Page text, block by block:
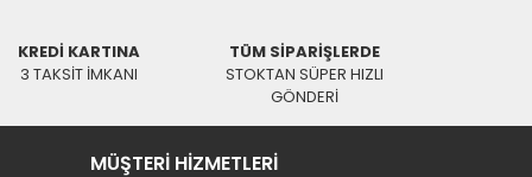
KREDİ KARTINA
3 TAKSİT İMKANI
TÜM SİPARİŞLERDE
STOKTAN SÜPER HIZLI
GÖNDERİ
MÜŞTERİ HİZMETLERİ